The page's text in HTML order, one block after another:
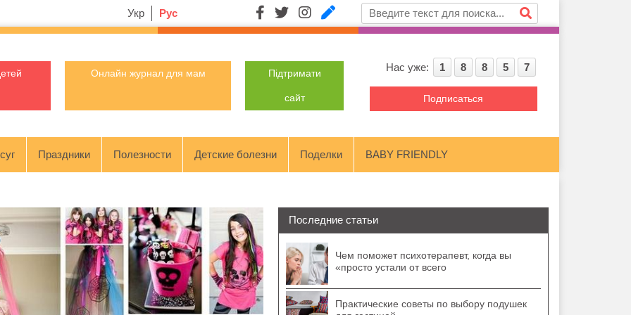
Укр Рус
Онлайн журнал для мам Підтримати
сайт
Нас уже: 1 8 8 5 7
Подписаться
Праздники Полезности Детские болезни Поделки BABY FRIENDLY
Последние статьи
Чем поможет психотерапевт, когда вы
«просто устали от всего
Практические советы по выбору подушек